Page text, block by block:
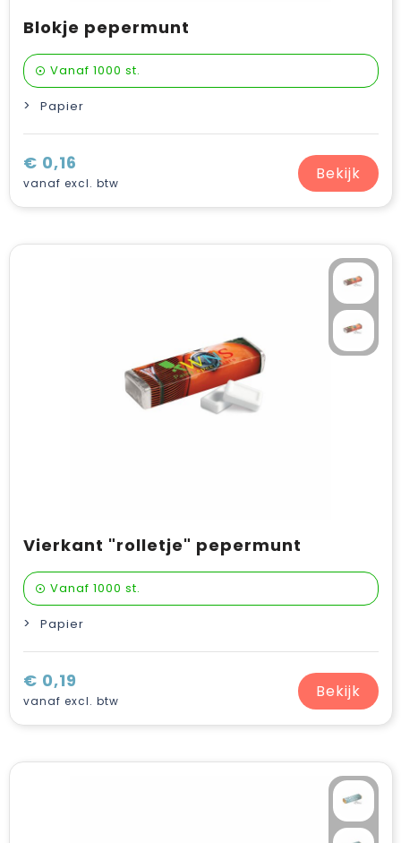
Blokje pepermunt
Vanaf 1000 st.
Papier
€ 0,16
vanaf excl. btw Bekijk
Vierkant "rolletje" pepermunt
Vanaf 1000 st.
Papier
€ 0,19
vanaf excl. btw Bekijk